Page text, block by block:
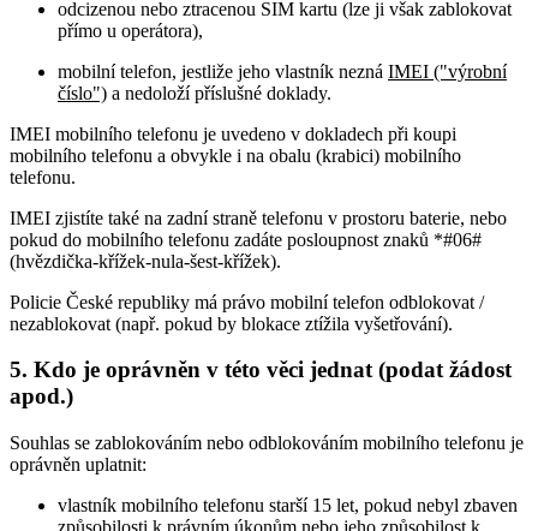
odcizenou nebo ztracenou SIM kartu (lze ji však zablokovat
přímo u operátora),
mobilní telefon, jestliže jeho vlastník nezná IMEI ("výrobní
číslo") a nedoloží příslušné doklady.
IMEI mobilního telefonu je uvedeno v dokladech při koupi
mobilního telefonu a obvykle i na obalu (krabici) mobilního
telefonu.
IMEI zjistíte také na zadní straně telefonu v prostoru baterie, nebo
pokud do mobilního telefonu zadáte posloupnost znaků *#06#
(hvězdička-křížek-nula-šest-křížek).
Policie České republiky má právo mobilní telefon odblokovat /
nezablokovat (např. pokud by blokace ztížila vyšetřování).
5. Kdo je oprávněn v této věci jednat (podat žádost
apod.)
Souhlas se zablokováním nebo odblokováním mobilního telefonu je
oprávněn uplatnit:
vlastník mobilního telefonu starší 15 let, pokud nebyl zbaven
způsobilosti k právním úkonům nebo jeho způsobilost k